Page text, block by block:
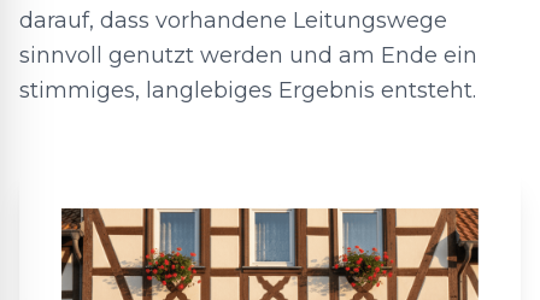
darauf, dass vorhandene Leitungswege
sinnvoll genutzt werden und am Ende ein
stimmiges, langlebiges Ergebnis entsteht.